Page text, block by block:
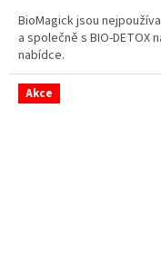
BioMagick jsou
a společně s BIO-
nabídce.
Akce